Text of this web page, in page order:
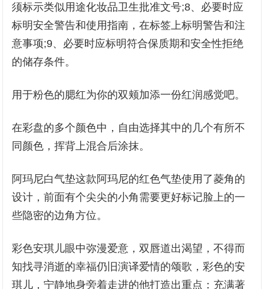
须标示类似用途化妆品卫生批准文号;8、必要时应
标明安全警告和使用指南，在标签上标明警告和注
意事项;9、必要时应标明符合保质期和安全性拒绝
的储存条件。
用于粉色的腮红为你的双颊加添一份红润感觉吧。
在彩盘的多个颜色中，自由选择其中的几个有所不
同颜色，挥背上混合后涂抹。
阿玛尼白气垫这款阿玛尼的红色气垫使用了菱角的
设计，前面有个尖尖的小角需要更好标记脸上的一
些隐密的边角方位。
彩色安琪儿眼中弥漫爱意，双唇道出渴望，不得而
知找寻消逝的幸福仍旧演译爱情的颂歌，彩色的安
琪儿，宁静地身旁着走进的他打造出重点：充满著